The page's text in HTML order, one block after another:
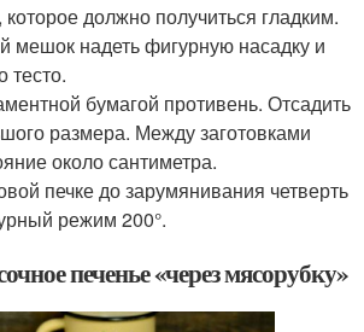
которое должно получиться гладким.
мешок надеть фигурную насадку и
тесто.
бумагой противень. Отсадить
размера. Между заготовками
около сантиметра.
печке до зарумянивания четверть
режим 200°.
печенье «через мясорубку»